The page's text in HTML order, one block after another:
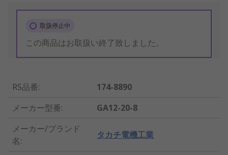
取扱停止中
この商品はお取扱い終了致しました。
RS品番:
174-8890
メーカー型番:
GA12-20-8
メーカー/ブランド
名:
タカチ電機工業